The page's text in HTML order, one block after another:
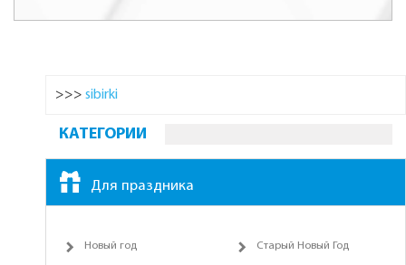
>>> sibirki
КАТЕГОРИИ
Для праздника
Новый год Старый Новый Год